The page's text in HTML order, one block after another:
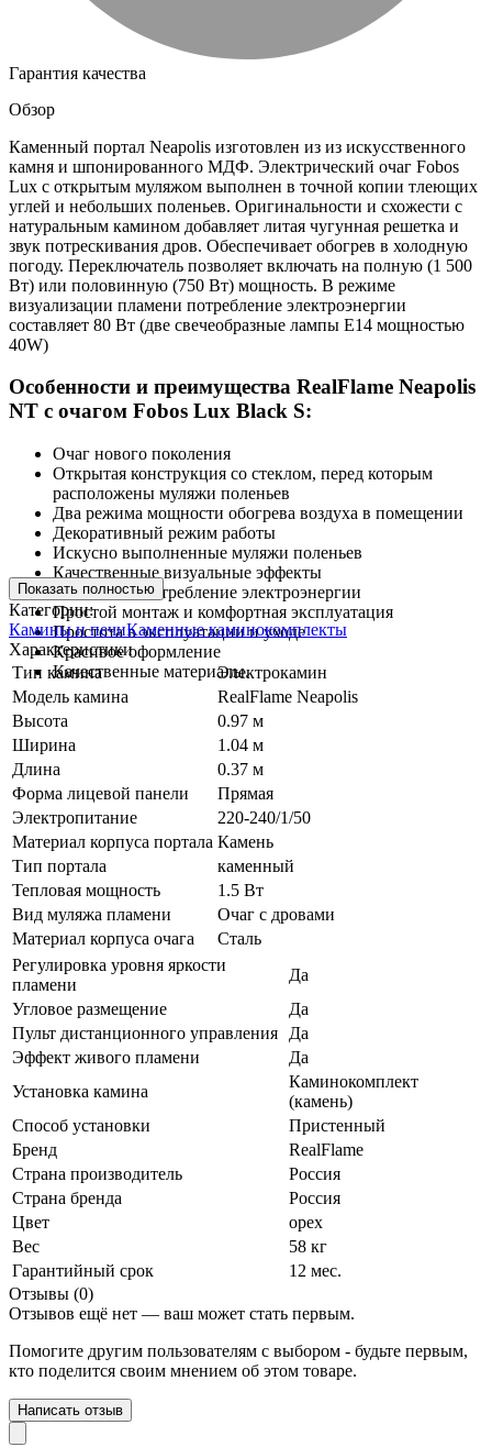
Гарантия качества
Обзор
Каменный портал Neapolis изготовлен из из искусственного
камня и шпонированного МДФ. Электрический очаг Fobos
Lux с открытым муляжом выполнен в точной копии тлеющих
углей и небольших поленьев. Оригинальности и схожести с
натуральным камином добавляет литая чугунная решетка и
звук потрескивания дров. Обеспечивает обогрев в холодную
погоду. Переключатель позволяет включать на полную (1 500
Вт) или половинную (750 Вт) мощность. В режиме
визуализации пламени потребление электроэнергии
составляет 80 Вт (две свечеобразные лампы E14 мощностью
40W)
Особенности и преимущества RealFlame Neapolis
NT с очагом Fobos Lux Black S:
Очаг нового поколения
Открытая конструкция со стеклом, перед которым
расположены муляжи поленьев
Два режима мощности обогрева воздуха в помещении
Декоративный режим работы
Искусно выполненные муляжи поленьев
Качественные визуальные эффекты
Экономное потребление электроэнергии
Простой монтаж и комфортная эксплуатация
Простота в эксплуатации и уходе
Красивое оформление
Качественные материалы.
Показать полностью
Категории:
Камины и печиКаменные каминокомплекты
Характеристики
Тип камина
Электрокамин
Модель камина
RealFlame Neapolis
Высота
0.97 м
Ширина
1.04 м
Длина
0.37 м
Форма лицевой панели
Прямая
Электропитание
220-240/1/50
Материал корпуса портала Камень
Тип портала
каменный
Тепловая мощность
1.5 Вт
Вид муляжа пламени
Очаг с дровами
Материал корпуса очага
Сталь
Регулировка уровня яркости
пламени
Да
Угловое размещение
Да
Пульт дистанционного управления
Да
Эффект живого пламени
Да
Установка камина
Каминокомплект
(камень)
Способ установки
Пристенный
Бренд
RealFlame
Страна производитель
Россия
Страна бренда
Россия
Цвет
орех
Вес
58 кг
Гарантийный срок
12 мес.
Отзывы (0)
Отзывов ещё нет — ваш может стать первым.
Помогите другим пользователям с выбором - будьте первым,
кто поделится своим мнением об этом товаре.
Написать отзыв